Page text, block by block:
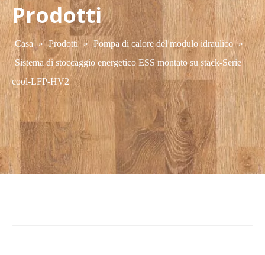
Prodotti
Casa » Prodotti » Pompa di calore del modulo idraulico »
Sistema di stoccaggio energetico ESS montato su stack-Serie
cool-LFP-HV2